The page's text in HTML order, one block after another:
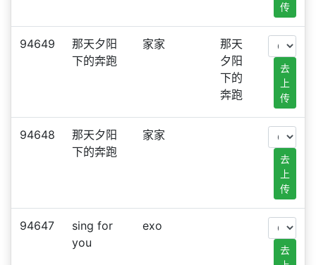
传
94649
那天夕阳
下的奔跑
家家
那天
夕阳
下的
奔跑
去
上
传
94648
那天夕阳
下的奔跑
家家
去
上
传
94647
sing for
you
exo
去